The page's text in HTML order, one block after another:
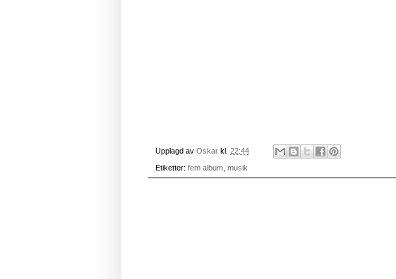
Upplagd av Oskar kl. 22:44
Etiketter: fem album musik